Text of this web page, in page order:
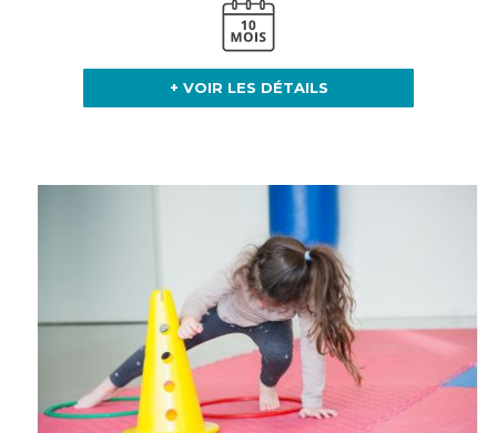
+ VOIR LES DÉTAILS